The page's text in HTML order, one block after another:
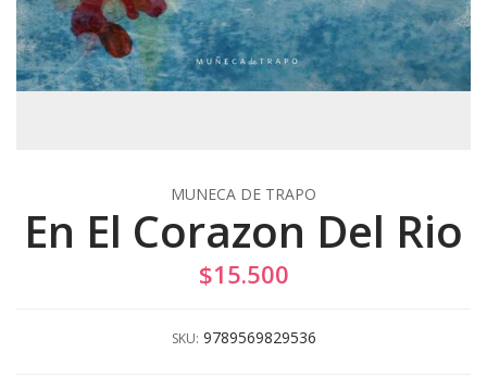
MUNECA DE TRAPO
En El Corazon Del Rio
$15.500
SKU: 9789569829536